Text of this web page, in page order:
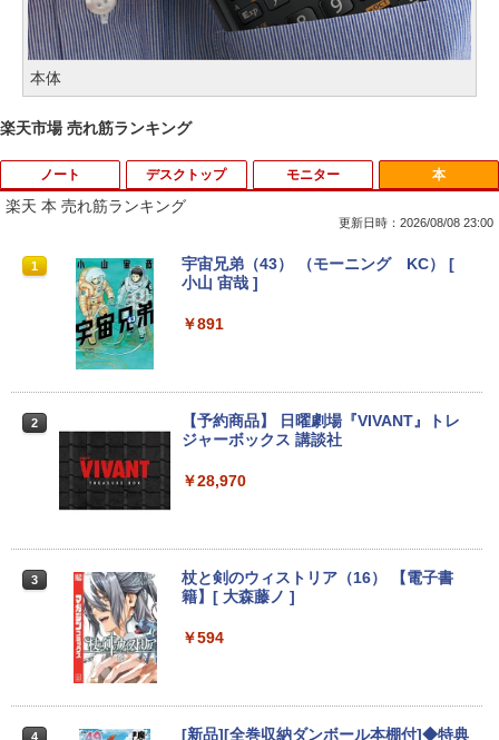
本体
楽天市場 売れ筋ランキング
ノート
1
【★最大100%ポイント】【Windows X
P 搭載】大手メーカー おまかせ ノートパ
128GB/15.6インチ 大画面/DVD/新品 マ
＼★最大2555円OFFクーポン★／【内蔵
USB3.0 HDMI端子 Bluetooth DVD WIFI
Office2付き Windows11 オフィス 中古P
C 中古ノートPC
￥12,555
in11搭載 パソコンノートパソコンoffice
デスクトップ モニター
1
モニター台 ラック ヴィト 【玄関先迄納
品】 ニトリ
￥1,790
2
DELL デル E1913S LED液晶モニター 19
インチ スクエア ブラック 1280 x 1024 S
沢 ノングレア 液晶ディスプレイ VGA
ニタ 1点 フルHD(1920x1080) 表面処理:
￥6,980
本
楽天 本 売れ筋ランキング
更新日時：2026/08/08 23:00
1
宇宙兄弟（43） （モーニング KC） [
小山 宙哉 ]
￥891
2
【予約商品】 日曜劇場『VIVANT』トレ
ジャーボックス 講談社
￥28,970
3
杖と剣のウィストリア（16） 【電子書
籍】[ 大森藤ノ ]
￥594
4 [新品][全巻収納ダンボール本棚付]◆特典